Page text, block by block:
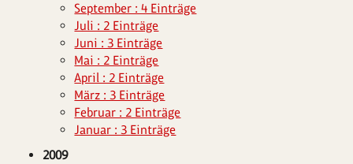
September : 4 Einträge
Juli : 2 Einträge
Juni : 3 Einträge
Mai : 2 Einträge
April : 2 Einträge
März : 3 Einträge
Februar : 2 Einträge
Januar : 3 Einträge
2009